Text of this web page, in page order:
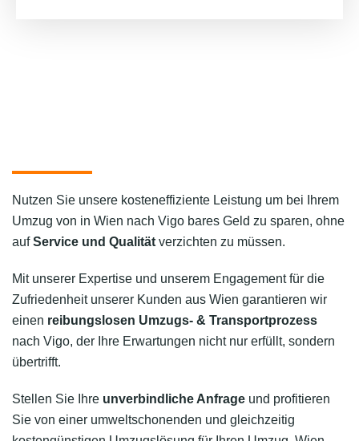
Nutzen Sie unsere kosteneffiziente Leistung um bei Ihrem
Umzug von in Wien nach Vigo bares Geld zu sparen, ohne
aufService und Qualität verzichten zu müssen.
Mit unserer Expertise und unserem Engagement für die
Zufriedenheit unserer Kunden aus Wien garantieren wir
einen reibungslosen Umzugs- & Transportprozess
nach Vigo, der Ihre Erwartungen nicht nur erfüllt, sondern
übertrifft.
Stellen Sie Ihre unverbindliche Anfrage und profitieren
Sie von einer umweltschonenden und gleichzeitig